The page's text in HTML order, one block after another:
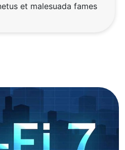
et malesuada fames